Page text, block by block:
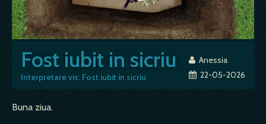
Fost iubit in sicriu
Interpretare vis: Fost iubit in sicriu
Anessia
22-05-2026
Buna ziua.